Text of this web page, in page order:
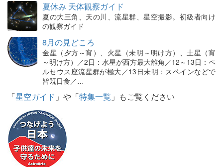
夏休み 天体観察ガイド
夏の大三角、天の川、流星群、星空撮影。初級者向け
の観察ガイド
8月の見どころ
金星（夕方～宵）、火星（未明～明け方）、土星（宵
～明け方）／2日：水星が西方最大離角／12～13日：ペ
ルセウス座流星群が極大／13日未明：スペインなどで
皆既日食／…
「星空ガイド 」や「特集一覧 」もご覧ください